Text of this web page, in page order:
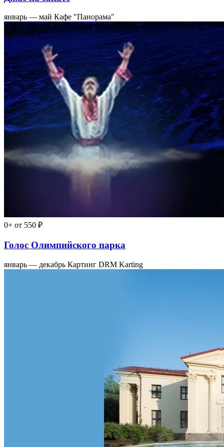
январь — май Кафе "Панорама"
0+ от 550 ₽
Голос Олимпийского парка
январь — декабрь Картинг DRM Karting